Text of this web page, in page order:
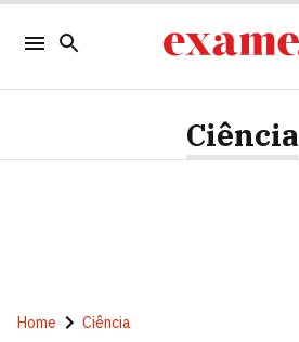
Ciência
Home Ciência